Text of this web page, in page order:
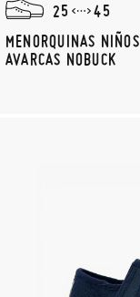
25
45
MENORQUINAS NIÑOS
AVARCAS NOBUCK